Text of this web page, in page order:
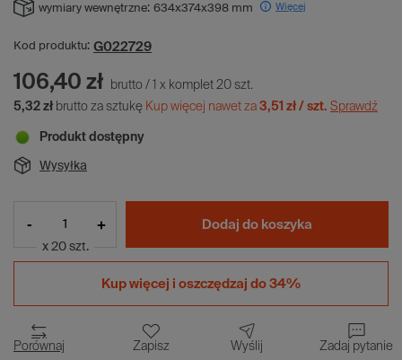
wymiary wewnętrzne: 634x374x398 mm Więcej
Kod produktu: G022729
106,40 zł brutto / x komplet 20 szt.
5,32 zł brutto za sztukę Kup więcej nawet za 3,51 zł / szt. Sprawdź
Produkt dostępny
Wysyłka
- +
x 20 szt.
Dodaj do koszyka
Kup więcej i oszczędzaj do 34%
Porównaj Zapisz Wyślij Zadaj pytanie